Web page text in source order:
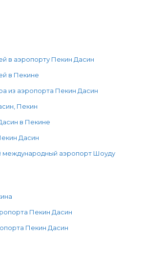
в аэропорту Пекин Дасин
в Пекине
из аэропорта Пекин Дасин
Пекин
в Пекине
Дасин
международный аэропорт Шоуду
Пекин Дасин
Пекин Дасин